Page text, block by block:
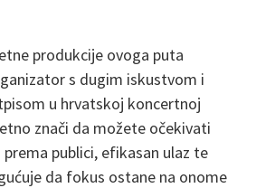
produkcije ovoga puta
s dugim iskustvom i
u hrvatskoj koncertnoj
znači da možete očekivati
publici, efikasan ulaz te
da fokus ostane na onome